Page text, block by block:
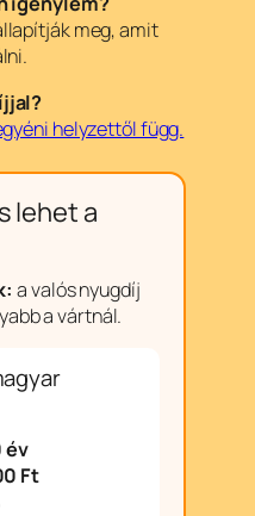
meg, amit
helyzettől függ.
lehet a
a valós nyugdíj
a vártnál.
év
Ft